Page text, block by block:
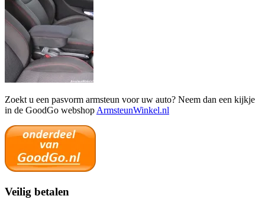
Zoekt u een pasvorm armsteun voor uw auto? Neem dan een kijkje
in de GoodGo webshop ArmsteunWinkel.nl
Veilig betalen